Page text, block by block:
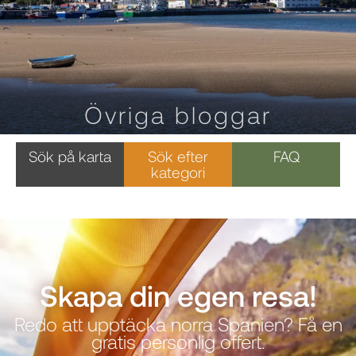
Övriga bloggar
Sök på karta
Sök efter
kategori
FAQ
Skapa din egen resa!
Redo att upptäcka norra Spanien? Få en
gratis personlig offert.